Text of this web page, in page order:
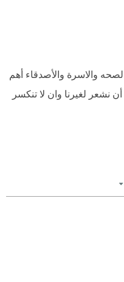
والاسرة والأصدقاء أهم
نشعر لغيرنا وان لا تنكسر